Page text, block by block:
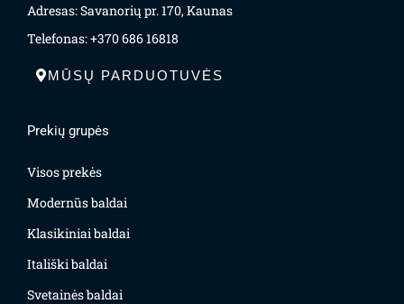
Adresas: Savanorių pr. 170, Kaunas
Telefonas: +370 686 16818
MŪSŲ PARDUOTUVĖS
Prekių grupės
Visos prekės
Modernūs baldai
Klasikiniai baldai
Itališki baldai
Svetainės baldai